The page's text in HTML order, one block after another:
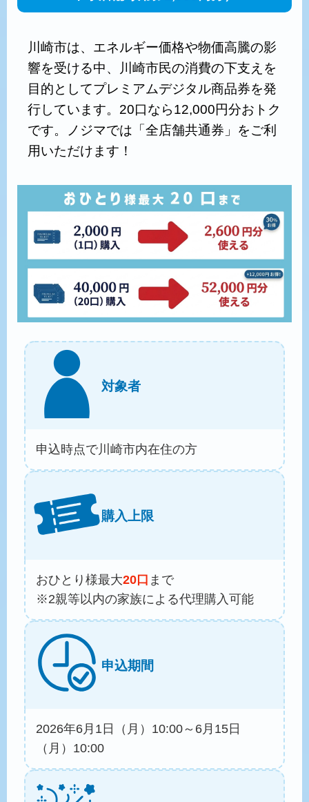
川崎市は、エネルギー価格や物価高騰の影
響を受ける中、川崎市民の消費の下支えを
目的としてプレミアムデジタル商品券を発
行しています。20口なら12,000円分おトク
です。ノジマでは「全店舗共通券」をご利
用いただけます！
対象者
申込時点で川崎市内在住の方
購入上限
おひとり様最大20口 まで
※2親等以内の家族による代理購入可能
申込期間
2026年6月1日（月）10:00～6月15日
（月）10:00